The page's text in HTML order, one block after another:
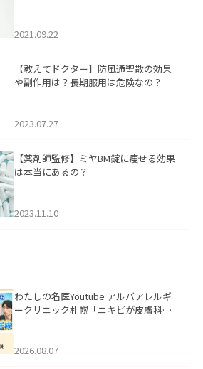
2021.09.22
【教えてドクター】防風通聖散の効果
や副作用は？長期服用は危険なの？
2023.07.27
【薬剤師監修】ミヤBM錠に痩せる効果
は本当にあるの？
2023.11.10
わたしの名医Youtube アルバアレルギ
ークリニック札幌「ニキビが皮膚科で
ました。
2026.08.07